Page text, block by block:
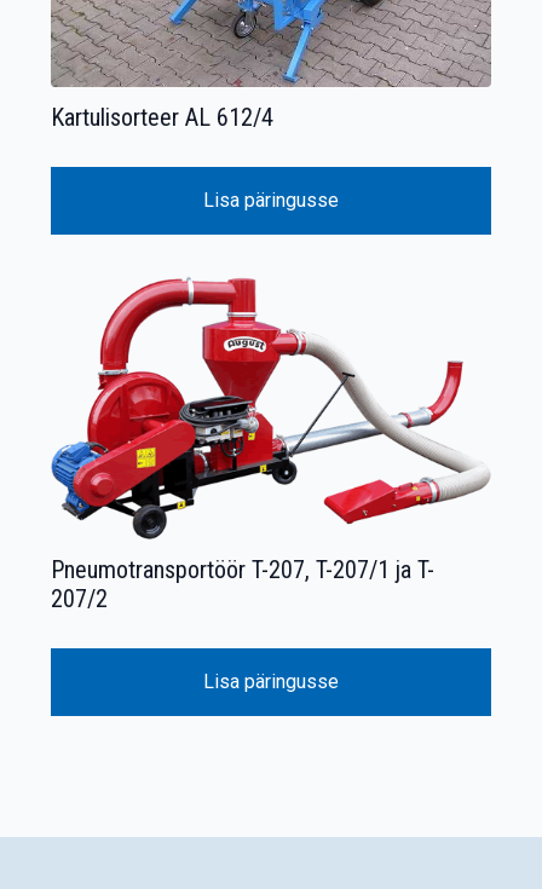
Kartulisorteer AL 612/4
Lisa päringusse
Pneumotransportöör T-207, T-207/1 ja T-
207/2
Lisa päringusse